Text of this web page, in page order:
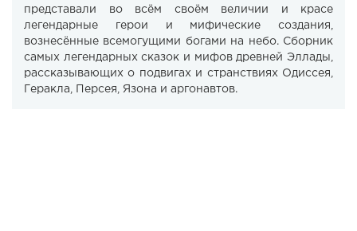
представали во всём своём величии и красе
легендарные герои и мифические создания,
вознесённые всемогущими богами на небо. Сборник
самых легендарных сказок и мифов древней Эллады,
рассказывающих о подвигах и странствиях Одиссея,
Геракла, Персея, Язона и аргонавтов.